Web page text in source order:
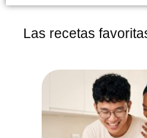
Las recetas